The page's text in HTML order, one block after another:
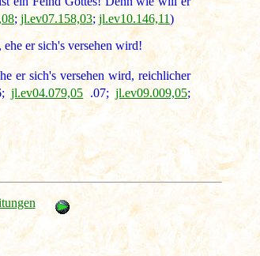
; jl.ev07.158,03;jl.ev10.146,11)
er sich's versehen wird!
er sich's versehen wird, reichlicher
jl.ev04.079,05 .07;jl.ev09.009,05;